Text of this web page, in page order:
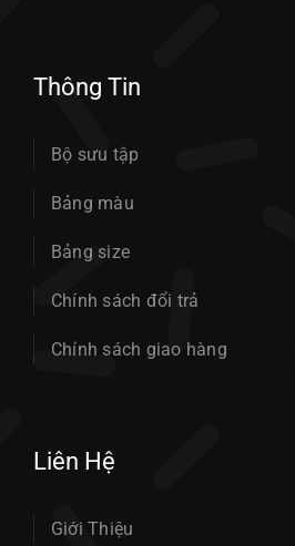
Thông Tin
Bộ sưu tập
Bảng màu
Bảng size
Chính sách đổi trả
Chính sách giao hàng
Liên Hệ
Giới Thiệu